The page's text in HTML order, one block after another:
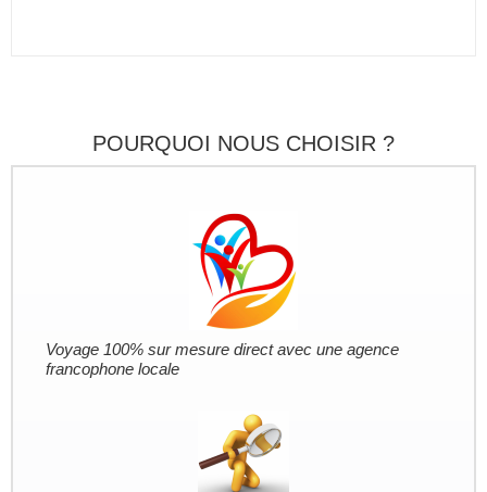
POURQUOI NOUS CHOISIR ?
Voyage 100% sur mesure direct avec une agence
francophone locale